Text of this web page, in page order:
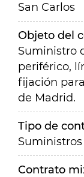
San Carlos
Objeto del
Suministro
periférico,
fijación
de Madrid.
Tipo de
Suministros
Contrato